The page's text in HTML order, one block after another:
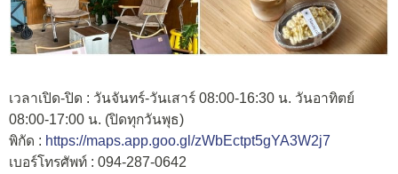
เวลาเปิด-ปิด : วันจันทร์-วันเสาร์ 08:00-16:30 น. วันอาทิตย์
08:00-17:00 น. (ปิดทุกวันพุธ)
พิกัด : https://maps.app.goo.gl/zWbEctpt5gYA3W2j7
เบอร์โทรศัพท์ : 094-287-0642